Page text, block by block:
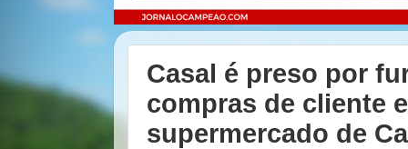
Casal é preso por
compras de cliente
supermercado de